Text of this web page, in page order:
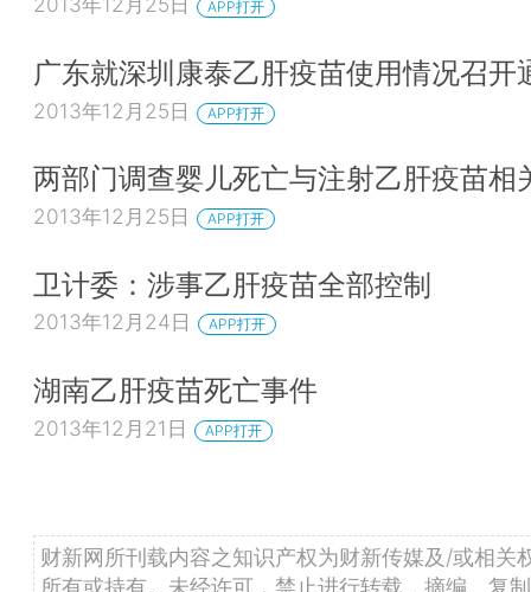
APP打开
广东就深圳康泰乙肝疫苗使用情况召开
2013年12月25日 APP打开
两部门调查婴儿死亡与注射乙肝疫苗相
2013年12月25日 APP打开
卫计委：涉事乙肝疫苗全部控制
2013年12月24日 APP打开
湖南乙肝疫苗死亡事件
2013年12月21日 APP打开
财新网所刊载内容之知识产权为财新传媒及/或相关
所有或持有。未经许可，禁止进行转载、摘编、复